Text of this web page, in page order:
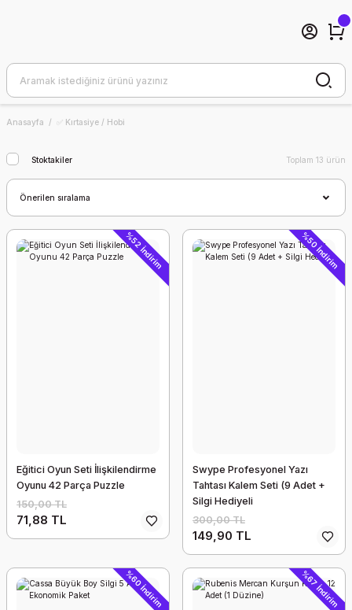
Anasayfa ✅ Kırtasiye / Hobi
Stoktakiler Toplam 13 ürün
%52 İndirim
Eğitici Oyun Seti İlişkilendirme
Oyunu 42 Parça Puzzle
150,00 TL
71,88 TL
%50 İndirim
Swype Profesyonel Yazı
Tahtası Kalem Seti (9 Adet +
Silgi Hediyeli
300,00 TL
149,90 TL
%60 İndirim %67 İndirim